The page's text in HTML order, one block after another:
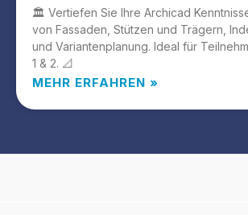
🏛️ Vertiefen Sie Ihre Archicad
von Fassaden, Stützen und Trägern,
und Variantenplanung. Ideal für
1 & 2. 📐
MEHR ERFAHREN »